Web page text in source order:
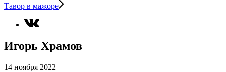
Тавор в мажоре
Игорь Храмов
14 ноября 2022